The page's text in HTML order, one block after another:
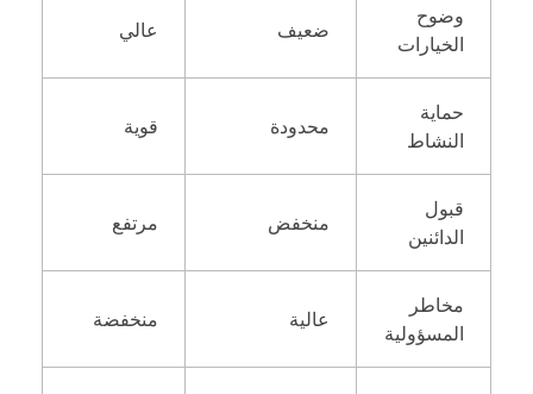
وضوح
الخيارات
ضعيف عالي
حماية
النشاط
محدودة قوية
قبول
الدائنين
منخفض مرتفع
مخاطر
المسؤولية
عالية منخفضة